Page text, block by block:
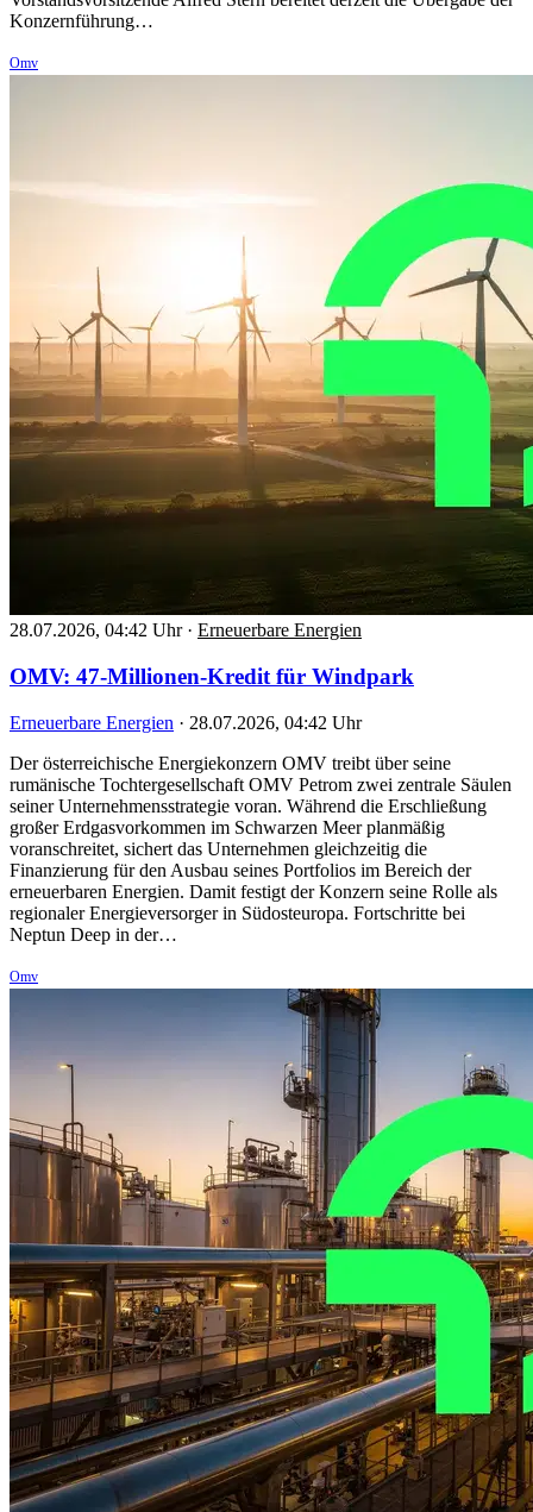
Konzernführung…
Omv
28.07.2026, 04:42 Uhr · Erneuerbare Energien
OMV: 47-Millionen-Kredit für Windpark
Erneuerbare Energien · 28.07.2026, 04:42 Uhr
Der österreichische Energiekonzern OMV treibt über seine
rumänische Tochtergesellschaft OMV Petrom zwei zentrale Säulen
seiner Unternehmensstrategie voran. Während die Erschließung
großer Erdgasvorkommen im Schwarzen Meer planmäßig
voranschreitet, sichert das Unternehmen gleichzeitig die
Finanzierung für den Ausbau seines Portfolios im Bereich der
erneuerbaren Energien. Damit festigt der Konzern seine Rolle als
regionaler Energieversorger in Südosteuropa. Fortschritte bei
Neptun Deep in der…
Omv